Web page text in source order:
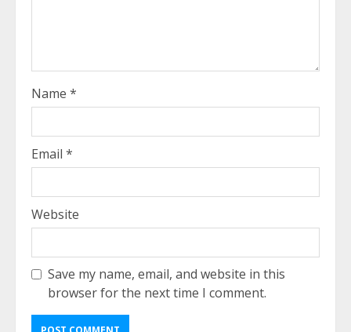
Name *
Email *
Website
Save my name, email, and website in this
browser for the next time I comment.